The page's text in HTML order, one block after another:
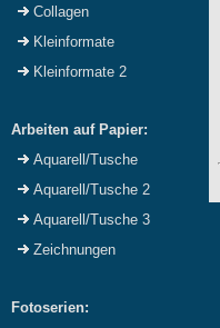
Collagen
Kleinformate
Kleinformate 2
Arbeiten auf Papier:
Aquarell/Tusche
Aquarell/Tusche 2
Aquarell/Tusche 3
Zeichnungen
Fotoserien: